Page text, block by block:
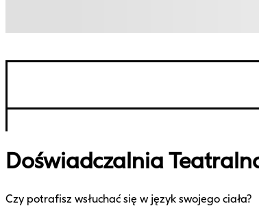
Doświadczalnia
Czy potrafisz wsłuchać się w język swojego ciała?